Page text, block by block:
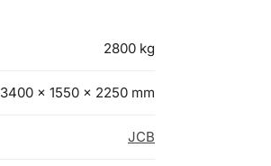
2800 kg
3400 × 1550 × 2250 mm
JCB